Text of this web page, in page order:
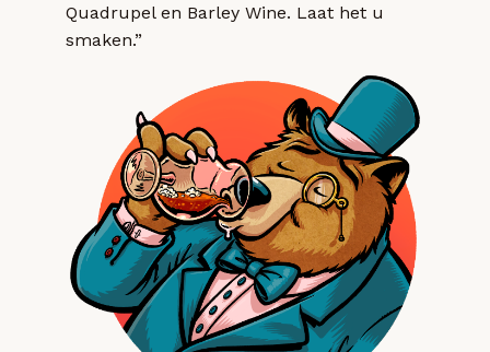
Quadrupel en Barley Wine. Laat het u
smaken.”